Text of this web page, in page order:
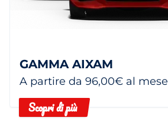
GAMMA AIXAM
A partire da 96,00€ al mese
Scopri di più